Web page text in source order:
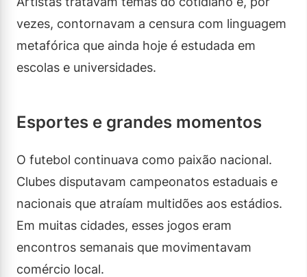
vezes, contornavam a censura com linguagem
metafórica que ainda hoje é estudada em
escolas e universidades.
Esportes e grandes momentos
O futebol continuava como paixão nacional.
Clubes disputavam campeonatos estaduais e
nacionais que atraíam multidões aos estádios.
Em muitas cidades, esses jogos eram
encontros semanais que movimentavam
comércio local.